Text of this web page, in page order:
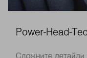
Power-Head-
Сложните детайли